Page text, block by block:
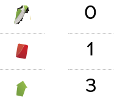
0
1
3